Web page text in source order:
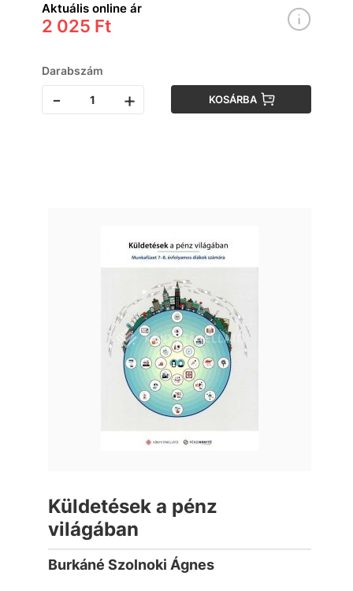
Aktuális online ár
2 025 Ft
Darabszám
- + KOSÁRBA
Küldetések a pénz
világában
Burkáné Szolnoki Ágnes